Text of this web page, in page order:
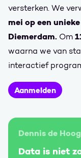
versterken. We
mei op een
Diemerdam. Om
waarna we van
interactief
Aanmelden
Dennis de Hoog
Data is niet